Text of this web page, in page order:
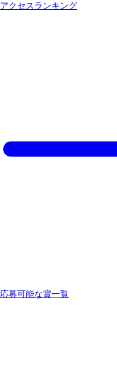
アクセスランキング
応募可能な賞一覧